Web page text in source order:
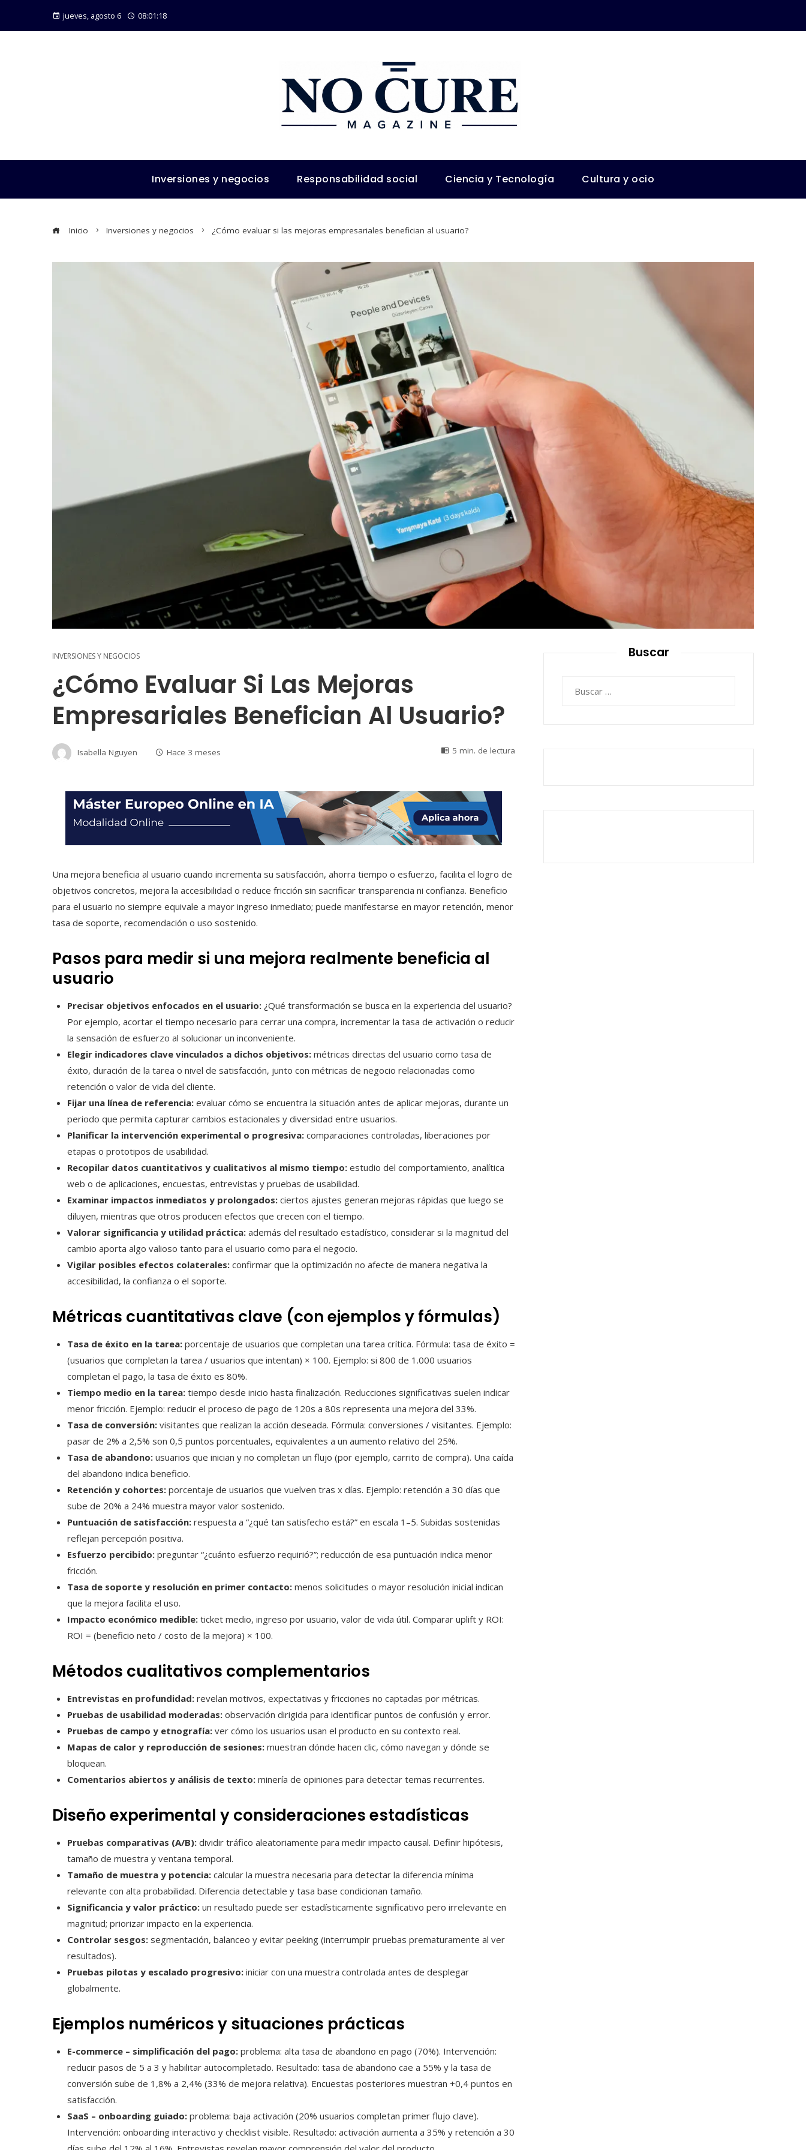
jueves, agosto 6 08:01:19
Inversiones y negocios Responsabilidad social Ciencia y Tecnología Cultura y ocio
Inicio Inversiones y negocios ¿Cómo evaluar si las mejoras empresariales benefician al usuario?
INVERSIONES Y NEGOCIOS
¿Cómo Evaluar Si Las Mejoras
Empresariales Benefician Al Usuario?
Isabella Nguyen Hace 3 meses 5 min. de lectura
Una mejora beneficia al usuario cuando incrementa su satisfacción, ahorra tiempo o esfuerzo, facilita el logro de
objetivos concretos, mejora la accesibilidad o reduce fricción sin sacrificar transparencia ni confianza. Beneficio
para el usuario no siempre equivale a mayor ingreso inmediato; puede manifestarse en mayor retención, menor
tasa de soporte, recomendación o uso sostenido.
Pasos para medir si una mejora realmente beneficia al
usuario
Precisar objetivos enfocados en el usuario: ¿Qué transformación se busca en la experiencia del usuario?
Por ejemplo, acortar el tiempo necesario para cerrar una compra, incrementar la tasa de activación o reducir
la sensación de esfuerzo al solucionar un inconveniente.
Elegir indicadores clave vinculados a dichos objetivos: métricas directas del usuario como tasa de
éxito, duración de la tarea o nivel de satisfacción, junto con métricas de negocio relacionadas como
retención o valor de vida del cliente.
Fijar una línea de referencia: evaluar cómo se encuentra la situación antes de aplicar mejoras, durante un
periodo que permita capturar cambios estacionales y diversidad entre usuarios.
Planificar la intervención experimental o progresiva: comparaciones controladas, liberaciones por
etapas o prototipos de usabilidad.
Recopilar datos cuantitativos y cualitativos al mismo tiempo: estudio del comportamiento, analítica
web o de aplicaciones, encuestas, entrevistas y pruebas de usabilidad.
Examinar impactos inmediatos y prolongados: ciertos ajustes generan mejoras rápidas que luego se
diluyen, mientras que otros producen efectos que crecen con el tiempo.
Valorar significancia y utilidad práctica: además del resultado estadístico, considerar si la magnitud del
cambio aporta algo valioso tanto para el usuario como para el negocio.
Vigilar posibles efectos colaterales: confirmar que la optimización no afecte de manera negativa la
accesibilidad, la confianza o el soporte.
Métricas cuantitativas clave (con ejemplos y fórmulas)
Tasa de éxito en la tarea: porcentaje de usuarios que completan una tarea crítica. Fórmula: tasa de éxito =
(usuarios que completan la tarea / usuarios que intentan) × 100. Ejemplo: si 800 de 1.000 usuarios
completan el pago, la tasa de éxito es 80%.
Tiempo medio en la tarea: tiempo desde inicio hasta finalización. Reducciones significativas suelen indicar
menor fricción. Ejemplo: reducir el proceso de pago de 120s a 80s representa una mejora del 33%.
Tasa de conversión: visitantes que realizan la acción deseada. Fórmula: conversiones / visitantes. Ejemplo:
pasar de 2% a 2,5% son 0,5 puntos porcentuales, equivalentes a un aumento relativo del 25%.
Tasa de abandono: usuarios que inician y no completan un flujo (por ejemplo, carrito de compra). Una caída
del abandono indica beneficio.
Retención y cohortes: porcentaje de usuarios que vuelven tras x días. Ejemplo: retención a 30 días que
sube de 20% a 24% muestra mayor valor sostenido.
Puntuación de satisfacción: respuesta a “¿qué tan satisfecho está?” en escala 1–5. Subidas sostenidas
reflejan percepción positiva.
Esfuerzo percibido: preguntar “¿cuánto esfuerzo requirió?”; reducción de esa puntuación indica menor
fricción.
Tasa de soporte y resolución en primer contacto: menos solicitudes o mayor resolución inicial indican
que la mejora facilita el uso.
Impacto económico medible: ticket medio, ingreso por usuario, valor de vida útil. Comparar uplift y ROI:
ROI = (beneficio neto / costo de la mejora) × 100.
Métodos cualitativos complementarios
Entrevistas en profundidad: revelan motivos, expectativas y fricciones no captadas por métricas.
Pruebas de usabilidad moderadas: observación dirigida para identificar puntos de confusión y error.
Pruebas de campo y etnografía: ver cómo los usuarios usan el producto en su contexto real.
Mapas de calor y reproducción de sesiones: muestran dónde hacen clic, cómo navegan y dónde se
bloquean.
Comentarios abiertos y análisis de texto: minería de opiniones para detectar temas recurrentes.
Diseño experimental y consideraciones estadísticas
Pruebas comparativas (A/B): dividir tráfico aleatoriamente para medir impacto causal. Definir hipótesis,
tamaño de muestra y ventana temporal.
Tamaño de muestra y potencia: calcular la muestra necesaria para detectar la diferencia mínima
relevante con alta probabilidad. Diferencia detectable y tasa base condicionan tamaño.
Significancia y valor práctico: un resultado puede ser estadísticamente significativo pero irrelevante en
magnitud; priorizar impacto en la experiencia.
Controlar sesgos: segmentación, balanceo y evitar peeking (interrumpir pruebas prematuramente al ver
resultados).
Pruebas pilotas y escalado progresivo: iniciar con una muestra controlada antes de desplegar
globalmente.
Ejemplos numéricos y situaciones prácticas
E-commerce – simplificación del pago: problema: alta tasa de abandono en pago (70%). Intervención:
reducir pasos de 5 a 3 y habilitar autocompletado. Resultado: tasa de abandono cae a 55% y la tasa de
conversión sube de 1,8% a 2,4% (33% de mejora relativa). Encuestas posteriores muestran +0,4 puntos en
satisfacción.
SaaS – onboarding guiado: problema: baja activación (20% usuarios completan primer flujo clave).
Intervención: onboarding interactivo y checklist visible. Resultado: activación aumenta a 35% y retención a 30
Buscar